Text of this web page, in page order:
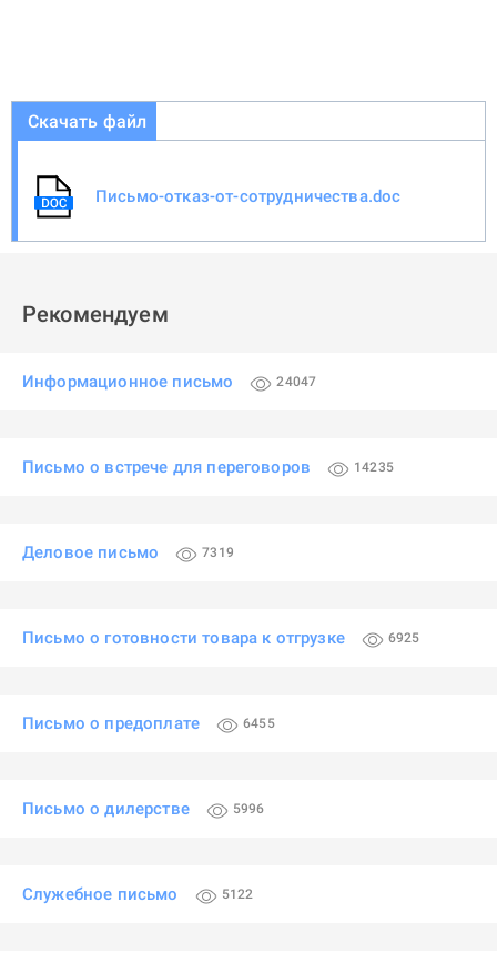
Скачать файл
Письмо-отказ-от-сотрудничества.doc
Рекомендуем
Информационное письмо 24047
Письмо о встрече для переговоров 14235
Деловое письмо 7319
Письмо о готовности товара к отгрузке 6925
Письмо о предоплате 6455
Письмо о дилерстве 5996
Служебное письмо 5122